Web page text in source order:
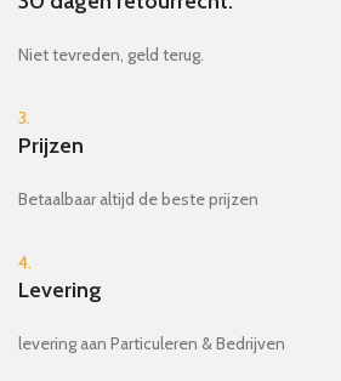
Niet tevreden, geld terug.
3.
Prijzen
Betaalbaar altijd de beste prijzen
4.
Levering
levering aan Particuleren & Bedrijven